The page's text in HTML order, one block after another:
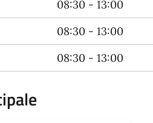
08:30 - 13:00
08:30 - 13:00
08:30 - 13:00